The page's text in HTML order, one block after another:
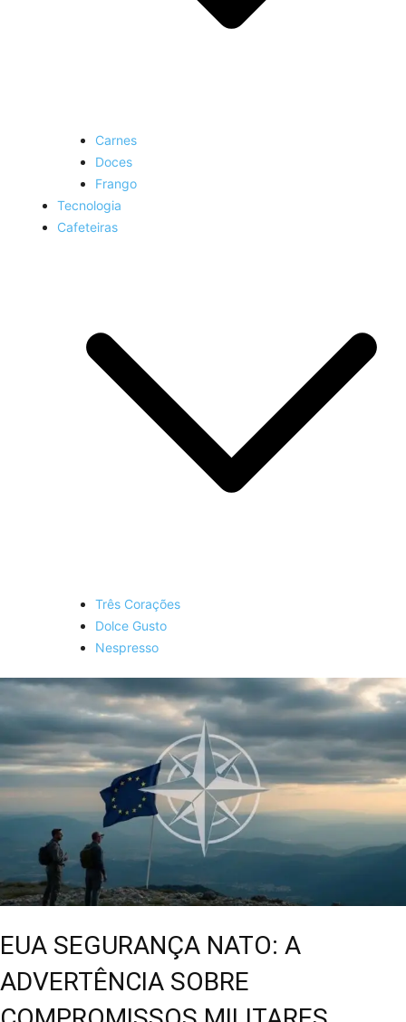
Carnes
Doces
Frango
Tecnologia
Cafeteiras
Três Corações
Dolce Gusto
Nespresso
EUA SEGURANÇA NATO: A
ADVERTÊNCIA SOBRE